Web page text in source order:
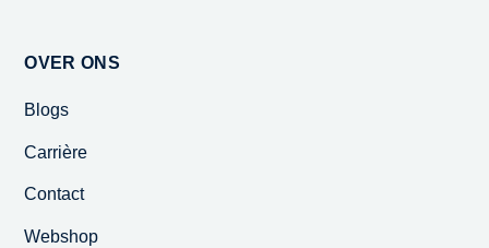
OVER ONS
Blogs
Carrière
Contact
Webshop